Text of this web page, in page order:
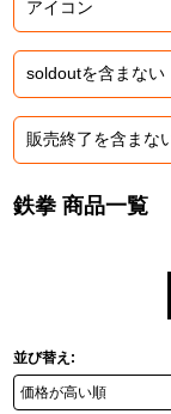
電音部
太鼓の達人
ACE COMBAT
ガンダムシリーズ
鉄拳 商品一覧
並び替え: